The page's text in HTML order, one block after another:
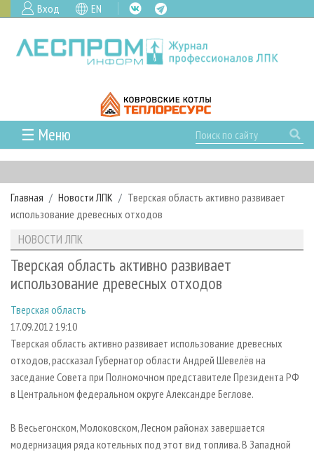
Вход EN
☰ Меню
ГЛАВНАЯ
РУБРИКИ И ТЕМЫ
РУБРИКИ ЖУРНАЛА
ЛЕСОЗАГОТОВКА
ЛЕСОПИЛЕНИЕ
СУШКА ДРЕВЕСИНЫ
ПРОИЗВОДСТВО ДРЕВЕСНЫХ ПЛИТ
ДЕРЕВЯННОЕ ДОМОСТРОЕНИЕ
ПРОИЗВОДСТВО МЕБЕЛИ
ЦБП
НОВОСТИ
НОВОСТИ ЛПК
НОВОСТИ ЖУРНАЛА
ПРОЕКТЫ ЛПИ
АНАЛИТИКА
ПРЕДПРИЯТИЯ ЛПК
ПЕРСОНЫ
МОБИЛЬНЫЕ ВЫСТАВКИ
ОФИЦИАЛЬНЫЕ ДЕЛЕГАЦИИ
ПРИОРИТЕТНЫЕ ИНВЕСТПРОЕКТЫ
ГАЗЕТА ЛЕСПРОМФОРУМ
АРХИВ ЖУРНАЛОВ
СТАТЬИ
О ЖУРНАЛЕ
ПОДПИСКА
КОНТАКТЫ
РЕКЛАМОДАТЕЛЯМ
РЕКЛАМА
РЕКЛАМА НА САЙТЕ
Главная Новости ЛПК
Тверская область активно развивает
использование древесных отходов
НОВОСТИ ЛПК
Тверская область активно развивает
использование древесных отходов
Тверская область
17.09.2012 19:10
Тверская область активно развивает использование древесных
отходов, рассказал Губернатор области Андрей Шевелёв на
заседание Совета при Полномочном представителе Президента РФ
в Центральном федеральном округе Александре Беглове.
В Весьегонском, Молоковском, Лесном районах завершается
модернизация ряда котельных под этот вид топлива. В Западной